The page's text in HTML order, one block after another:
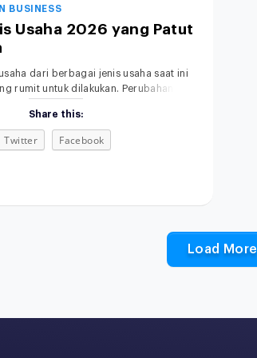
BUSINESS
Usaha 2026 yang Patut
dari berbagai jenis usaha saat ini
rumit untuk dilakukan. Perubahan
informasi membuat siapa pun punya
memulai bisnis, bahkan dari skala
di tahun 2026, peluang
Share this:
Twitter Facebook
Load More